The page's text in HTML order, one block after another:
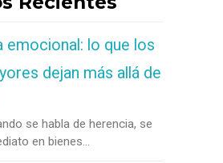
emocional: lo que los
dejan más allá de
se habla de herencia, se
en bienes...